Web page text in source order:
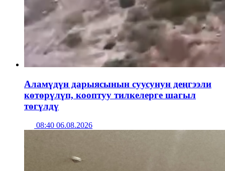
Аламүдүн дарыясынын суусунун деңгээли
көтөрүлүп, кооптуу тилкелерге шагыл
төгүлдү
08:40 06.08.2026